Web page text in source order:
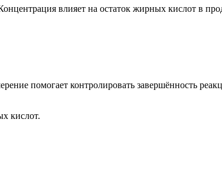
влияет на остаток жирных кислот в
помогает контролировать завершённость
кислот.